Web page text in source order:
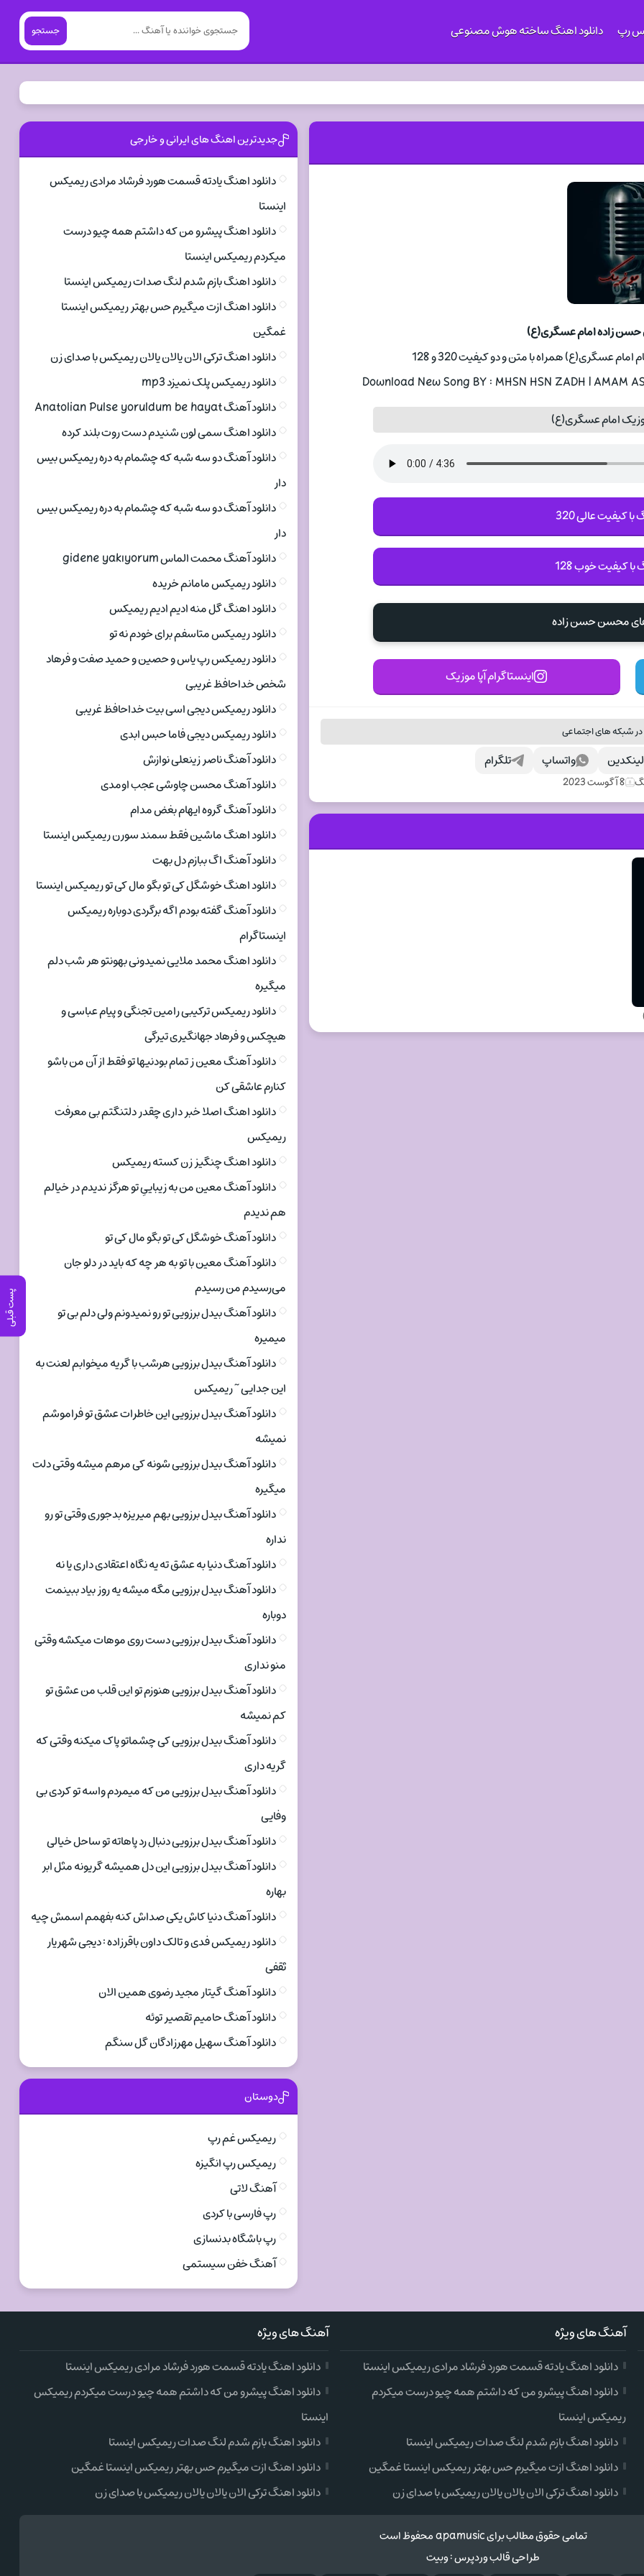
رپ دانلود اهنگ ساخته هوش مصنوعی جستجو
پست قبلی
زاده امام عسگری(ع)
عسگری(ع) همراه با متن و دو کیفیت 320 و 128
Download New Song BY : MHSN HSN ZADH | AMAM
امام عسگری(ع)
کیفیت عالی 320
با کیفیت خوب 128
محسن حسن زاده
اینستاگرام آپا موزیک
شبکه های اجتماعی
تلگرام واتساپ لینکدین
8 آگوست 2023
جدیدترین اهنگ های ایرانی و خارجی
دانلود اهنگ یادته قسمت هورد فرشاد مرادی ریمیکس
اینستا
دانلود اهنگ پیشرو من که داشتم همه چیو درست
میکردم ریمیکس اینستا
دانلود اهنگ بازم شدم لنگ صدات ریمیکس اینستا
دانلود اهنگ ازت میگیرم حس بهتر ریمیکس اینستا
غمگین
دانلود اهنگ ترکی الان یالان یالان ریمیکس با صدای زن
دانلود ریمیکس پلک نمیزد mp3
دانلود آهنگ Anatolian Pulse yoruldum be hayat
دانلود اهنگ سمی لون شنیدم دست روت بلند کرده
دانلود آهنگ دو سه شبه که چشمام به دره ریمیکس بیس
دار
دانلود آهنگ دو سه شبه که چشمام به دره ریمیکس بیس
دار
دانلود آهنگ محمت الماس gidene yakıyorum
دانلود ریمیکس مامانم خریده
دانلود اهنگ گل منه ادیم ادیم ریمیکس
دانلود ریمیکس متاسفم برای خودم نه تو
دانلود ریمیکس رپ یاس و حصین و حمید صفت و فرهاد
شخص خداحافظ غریبی
دانلود ریمیکس دیجی اسی بیت خداحافظ غریبی
دانلود ریمیکس دیجی فاما حبس ابدی
دانلود آهنگ ناصر زینعلی نوازش
دانلود آهنگ محسن چاوشی عجب اومدی
دانلود آهنگ گروه ایهام بغض مدام
دانلود اهنگ ماشین فقط سمند سورن ریمیکس اینستا
دانلود آهنگ اگ ببازم دل بهت
دانلود اهنگ خوشگل کی تو بگو مال کی تو ریمیکس اینستا
دانلود آهنگ گفته بودم اگه برگردی دوباره ریمیکس
اینستاگرام
دانلود اهنگ محمد ملایی نمیدونی بهونتو هر شب دلم
میگیره
دانلود ریمیکس ترکیبی رامین تجنگی و پیام عباسی و
هیچکس و فرهاد جهانگیری تیرگی
دانلود آهنگ معین ز تمام بودنیها تو فقط از آن من باشو
کنارم عاشقی کن
دانلود اهنگ اصلا خبر داری چقدر دلتنگتم بی معرفت
ریمیکس
دانلود اهنگ چنگیز زن کسته ریمیکس
دانلود آهنگ معین من به زیباییِ تو هرگز ندیدم در خیالم
هم ندیدم
دانلود آهنگ خوشگل کی تو بگو مال کی تو
دانلود آهنگ معین با تو به هر چه که باید در دلو جان
می‌رسیدم من رسیدم
دانلود آهنگ بیدل برزویی تو رو نمیدونم ولی دلم بی تو
میمیره
دانلود آهنگ بیدل برزویی هرشب با گریه میخوابم لعنت به
این جدایی ~ ریمیکس
دانلود آهنگ بیدل برزویی این خاطرات عشق تو فراموشم
نمیشه
دانلود آهنگ بیدل برزویی شونه کی مرهم میشه وقتی دلت
میگیره
دانلود آهنگ بیدل برزویی بهم میریزه بدجوری وقتی تو رو
نداره
دانلود آهنگ دنیا به عشق ته یه نگاه اعتقادی داری یا نه
دانلود آهنگ بیدل برزویی مگه میشه یه روز بیاد ببینمت
دوباره
دانلود آهنگ بیدل برزویی دست روی موهات میکشه وقتی
منو نداری
دانلود آهنگ بیدل برزویی هنوزم تو این قلب من عشق تو
کم نمیشه
دانلود آهنگ بیدل برزویی کی چشماتو پاک میکنه وقتی که
گریه داری
دانلود آهنگ بیدل برزویی من که میمردم واسه تو کردی بی
وفایی
دانلود آهنگ بیدل برزویی دنبال رد پاهاته تو ساحل خیالی
دانلود آهنگ بیدل برزویی این دل همیشه گریونه مثل ابر
بهاره
دانلود آهنگ دنیا کاش یکی صداش کنه بفهمم اسمش چیه
دانلود ریمیکس فدی و تالک داون باقرزاده : دیجی شهریار
ثقفی
دانلود آهنگ گیتار مجید رضوی همین الان
دانلود آهنگ حامیم تقصیر توئه
دانلود آهنگ سهیل مهرزادگان گل سنگم
دوستان
ریمیکس غم رپ
ریمیکس رپ انگیزه
آهنگ لاتی
رپ فارسی با کردی
رپ باشگاه بدنسازی
آهنگ خفن سیستمی
آهنگ های ویژه
دانلود اهنگ یادته قسمت هورد فرشاد مرادی ریمیکس اینستا
دانلود اهنگ پیشرو من که داشتم همه چیو درست میکردم
ریمیکس اینستا
دانلود اهنگ بازم شدم لنگ صدات ریمیکس اینستا
دانلود اهنگ ازت میگیرم حس بهتر ریمیکس اینستا غمگین
دانلود اهنگ ترکی الان یالان یالان ریمیکس با صدای زن
آهنگ های ویژه
دانلود اهنگ یادته قسمت هورد فرشاد مرادی ریمیکس اینستا
دانلود اهنگ پیشرو من که داشتم همه چیو درست میکردم ریمیکس
اینستا
دانلود اهنگ بازم شدم لنگ صدات ریمیکس اینستا
دانلود اهنگ ازت میگیرم حس بهتر ریمیکس اینستا غمگین
دانلود اهنگ ترکی الان یالان یالان ریمیکس با صدای زن
تمامی حقوق مطالب برای apamusic محفوظ است
طراحی قالب وردپرس:وبیت